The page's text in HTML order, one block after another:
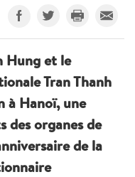
Hung et le
Tran Thanh
à Hanoï, une
des organes de
de la